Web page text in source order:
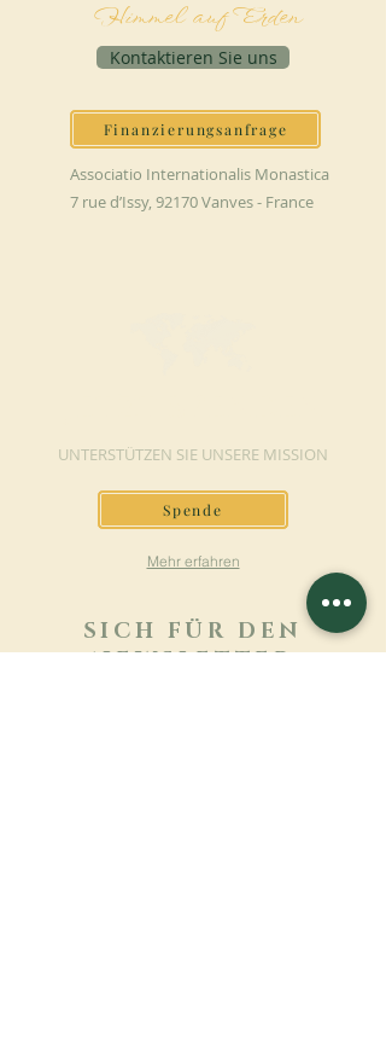
Himmel auf Erden
Kontaktieren Sie uns
Finanzierungsanfrage
Associatio Internationalis Monastica
7 rue d’Issy, 92170 Vanves - France
UNTERSTÜTZEN SIE UNSERE MISSION
Spende
Mehr erfahren
SICH FÜR DEN
NEWSLETTER